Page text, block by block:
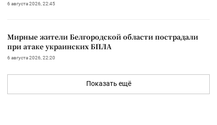
6 августа 2026, 22:45
Мирные жители Белгородской области пострадали
при атаке украинских БПЛА
6 августа 2026, 22:20
Показать ещё